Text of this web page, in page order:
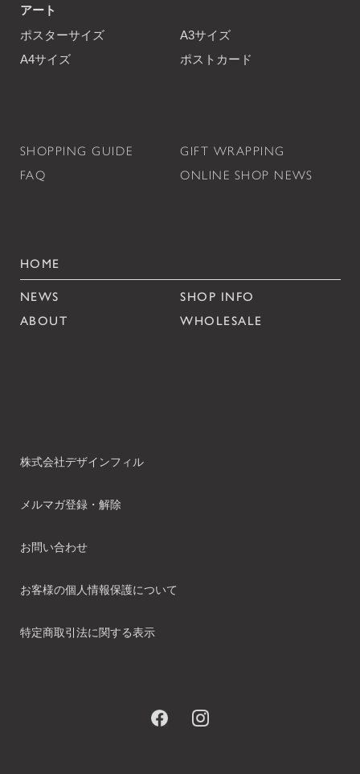
アート
ポスターサイズ
A3サイズ
A4サイズ
ポストカード
SHOPPING GUIDE
GIFT WRAPPING
FAQ
ONLINE SHOP NEWS
HOME
NEWS
SHOP INFO
ABOUT
WHOLESALE
株式会社デザインフィル
メルマガ登録・解除
お問い合わせ
お客様の個人情報保護について
特定商取引法に関する表示